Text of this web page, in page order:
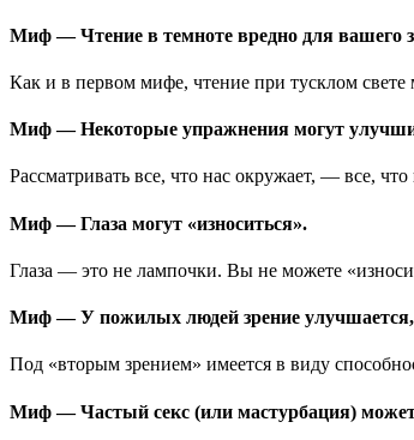
Миф — Чтение в темноте вредно для вашего
Как и в первом мифе, чтение при тусклом свете
Миф — Некоторые упражнения могут
Рассматривать все, что нас окружает, — все,
Миф — Глаза могут «износиться».
Глаза — это не лампочки. Вы не можете
Миф — У пожилых людей зрение улучшается,
Под «вторым зрением» имеется в виду
Миф — Частый секс (или мастурбация) может